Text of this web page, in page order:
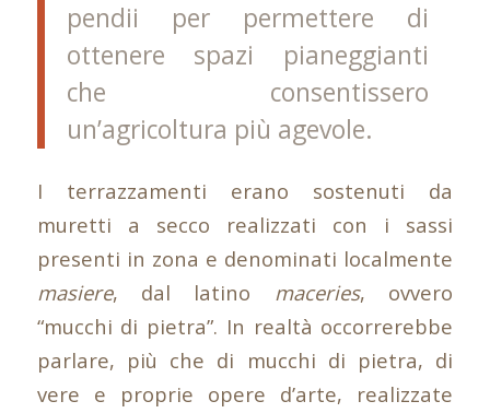
pendii per permettere di
ottenere spazi pianeggianti
che consentissero
un’agricoltura più agevole.
I terrazzamenti erano sostenuti da
muretti a secco realizzati con i sassi
presenti in zona e denominati localmente
masiere, dal latino maceries, ovvero
“mucchi di pietra”. In realtà occorrerebbe
parlare, più che di mucchi di pietra, di
vere e proprie opere d’arte, realizzate